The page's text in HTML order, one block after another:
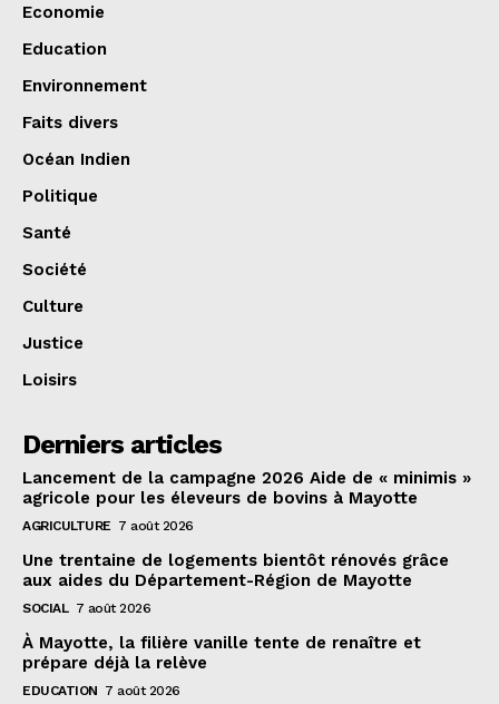
Economie
Education
Environnement
Faits divers
Océan Indien
Politique
Santé
Société
Culture
Justice
Loisirs
Derniers articles
Lancement de la campagne 2026 Aide de « minimis »
agricole pour les éleveurs de bovins à Mayotte
AGRICULTURE 7 août 2026
Une trentaine de logements bientôt rénovés grâce
aux aides du Département-Région de Mayotte
SOCIAL 7 août 2026
À Mayotte, la filière vanille tente de renaître et
prépare déjà la relève
EDUCATION 7 août 2026